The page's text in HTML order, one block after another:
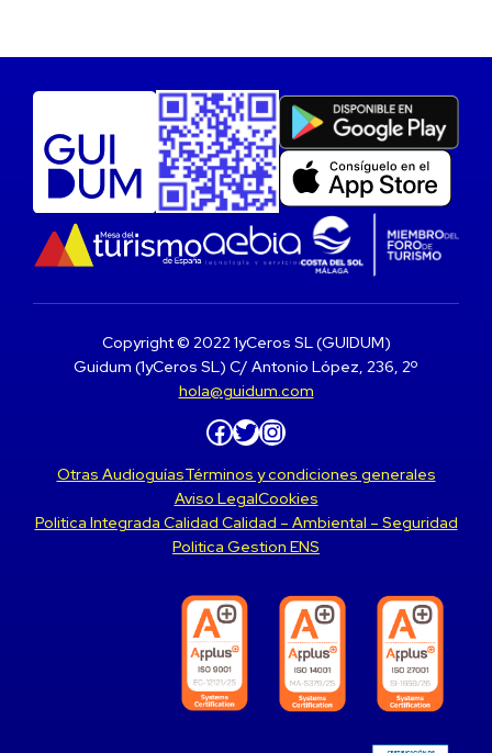
Copyright © 2022 1yCeros SL (GUIDUM)
Guidum (1yCeros SL) C/ Antonio López, 236, 2º
hola@guidum.com
Facebook Twitter Instagram
Otras AudioguíasTérminos y condiciones generales
Aviso LegalCookies
Politica Integrada Calidad Calidad – Ambiental – Seguridad
Politica Gestion ENS